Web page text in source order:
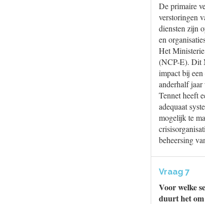
De primaire
verstoringen
diensten zijn
en
Het
(NCP-E). Dit
impact bij
anderhalf
Tennet heeft
adequaat
mogelijk te
beheersing
Vraag 7
Voor welke
duurt het om